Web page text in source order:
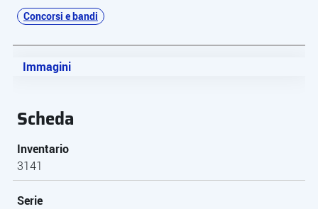
Concorsi e bandi
Scheda
Inventario
3141
Serie
Immagini